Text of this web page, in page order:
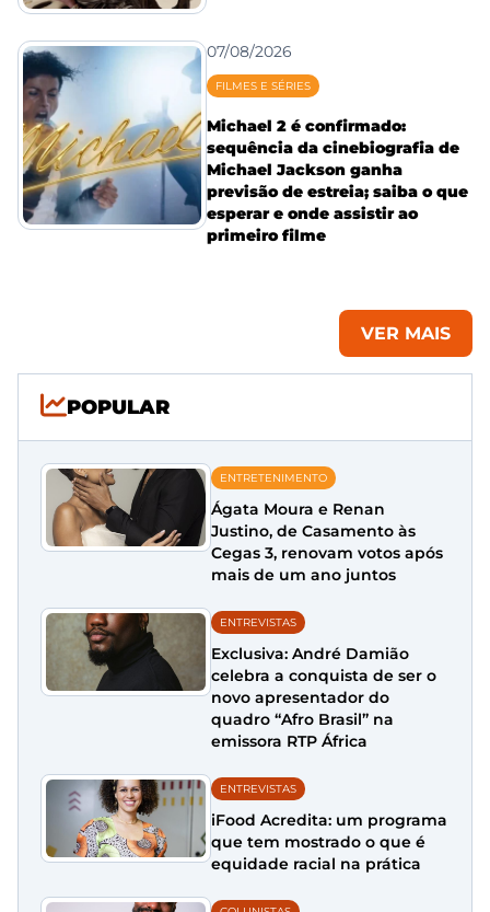
07/08/2026
FILMES E SÉRIES
Michael 2 é confirmado:
sequência da cinebiografia de
Michael Jackson ganha
previsão de estreia; saiba o que
esperar e onde assistir ao
primeiro filme
VER MAIS
POPULAR
ENTRETENIMENTO
Ágata Moura e Renan
Justino, de Casamento às
Cegas 3, renovam votos após
mais de um ano juntos
ENTREVISTAS
Exclusiva: André Damião
celebra a conquista de ser o
novo apresentador do
quadro “Afro Brasil” na
emissora RTP África
ENTREVISTAS
iFood Acredita: um programa
que tem mostrado o que é
equidade racial na prática